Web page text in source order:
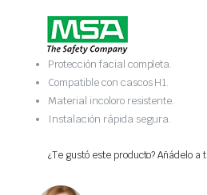
Protección facial completa.
Compatible con cascos H1.
Material incoloro resistente.
Instalación rápida segura.
¿Te gustó este producto? Añádelo